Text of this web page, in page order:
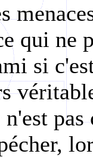
qui ne
si